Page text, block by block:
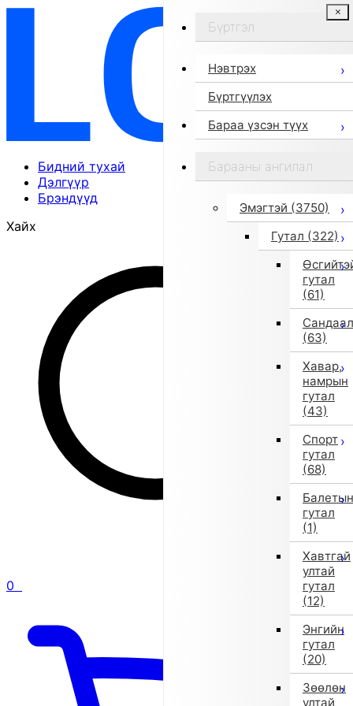
Бидний тухай
Дэлгүүр
Брэндүүд
Хайх
0
Бүртгэл
Нэвтрэх
Бүртгүүлэх
Бараа үзсэн түүх
Барааны ангилал
Эмэгтэй (3750)
Гутал (322)
гутал
(61)
Сандаал
(63)
Хавар,
намрын
гутал
(43)
Спорт
гутал
(68)
Балетын
гутал
(1)
Хавтгай
ултай
гутал
(12)
Энгийн
гутал
(20)
Зөөлөн
ултай